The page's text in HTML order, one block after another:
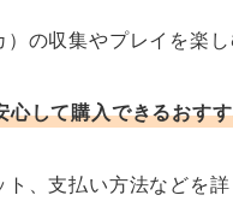
）の収集やプレイを楽
心して購入できるおす
、支払い方法などを